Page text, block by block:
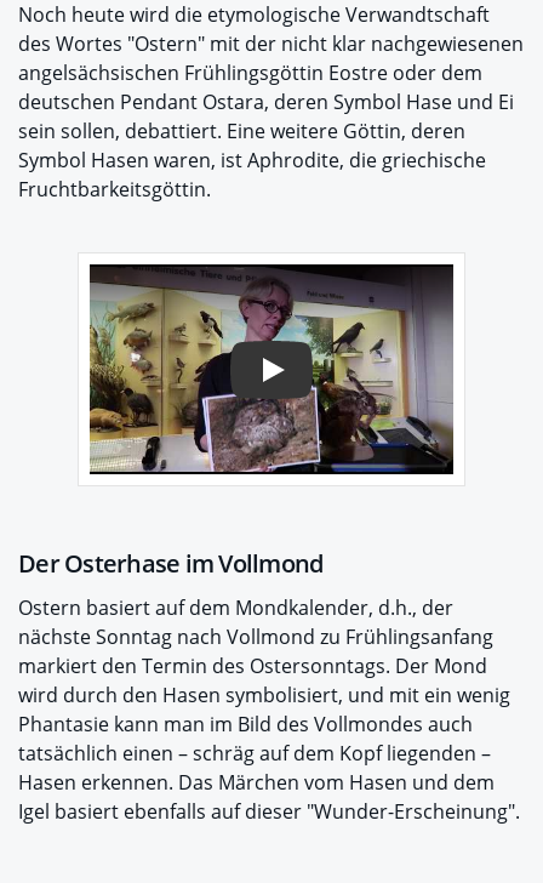
Noch heute wird die etymologische Verwandtschaft
des Wortes "Ostern" mit der nicht klar nachgewiesenen
angelsächsischen Frühlingsgöttin Eostre oder dem
deutschen Pendant Ostara, deren Symbol Hase und Ei
sein sollen, debattiert. Eine weitere Göttin, deren
Symbol Hasen waren, ist Aphrodite, die griechische
Fruchtbarkeitsgöttin.
Play
Der Osterhase im Vollmond
Ostern basiert auf dem Mondkalender, d.h., der
nächste Sonntag nach Vollmond zu Frühlingsanfang
markiert den Termin des Ostersonntags. Der Mond
wird durch den Hasen symbolisiert, und mit ein wenig
Phantasie kann man im Bild des Vollmondes auch
tatsächlich einen – schräg auf dem Kopf liegenden –
Hasen erkennen. Das Märchen vom Hasen und dem
Igel basiert ebenfalls auf dieser "Wunder-Erscheinung".